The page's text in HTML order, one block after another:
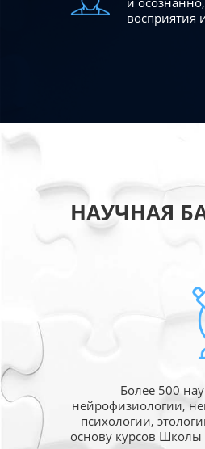
НАУЧНАЯ
Более 500
нейрофизиологии,
психологии,
основу курсов